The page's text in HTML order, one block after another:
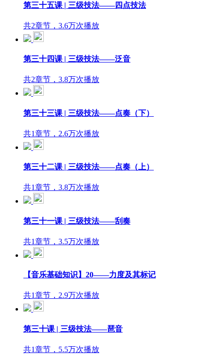
第三十五课 | 三级技法——四点技法
共2章节，3.6万次播放
第三十四课 | 三级技法——泛音
共2章节，3.8万次播放
第三十三课 | 三级技法——点奏（下）
共1章节，2.6万次播放
第三十二课 | 三级技法——点奏（上）
共1章节，3.8万次播放
第三十一课 | 三级技法——刮奏
共1章节，3.5万次播放
【音乐基础知识】20——力度及其标记
共1章节，2.9万次播放
第三十课 | 三级技法——琶音
共1章节，5.5万次播放